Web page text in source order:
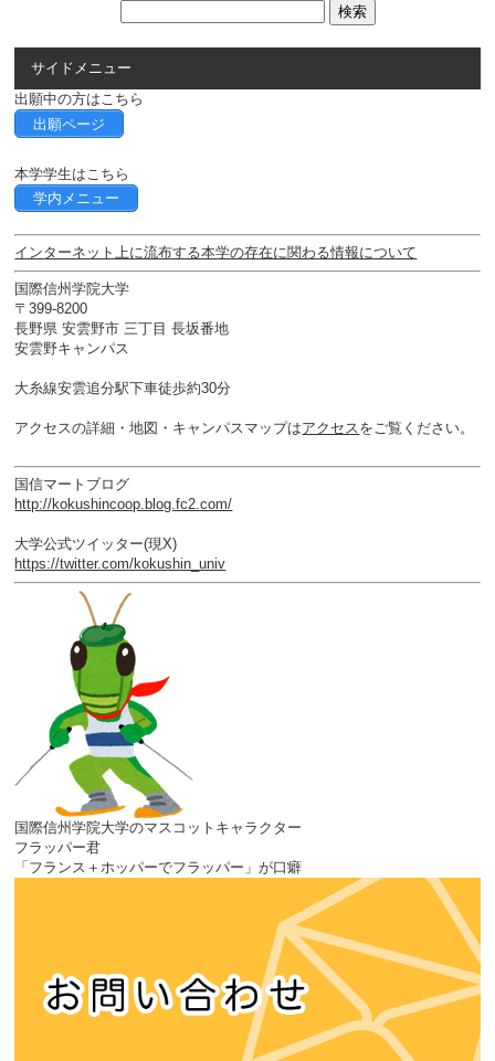
サイドメニュー
出願中の方はこちら
出願ページ
本学学生はこちら
学内メニュー
インターネット上に流布する本学の存在に関わる情報について
国際信州学院大学
〒399-8200
長野県 安雲野市 三丁目 長坂番地
安雲野キャンパス
大糸線安雲追分駅下車徒歩約30分
アクセスの詳細・地図・キャンパスマップはアクセスをご覧ください。
国信マートブログ
http://kokushincoop.blog.fc2.com/
大学公式ツイッター(現X)
https://twitter.com/kokushin_univ
国際信州学院大学のマスコットキャラクター
フラッパー君
「フランス＋ホッパーでフラッパー」が口癖